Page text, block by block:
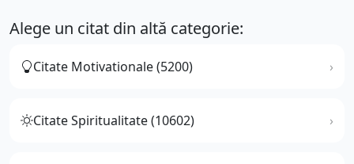
Alege un citat din altă categorie:
Citate Motivationale (5200)
Citate Spiritualitate (10602)